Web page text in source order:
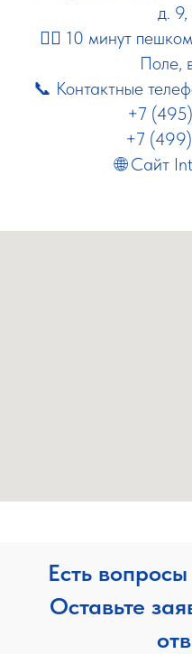
д.
🚶‍♂️ 10 минут
Поле,
📞 Контактные
+7
+7
🌐 Сайт
Есть
Оставьте